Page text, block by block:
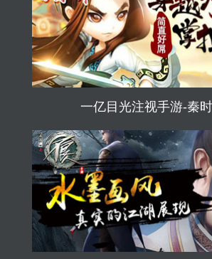
一亿目光注视手游-秦